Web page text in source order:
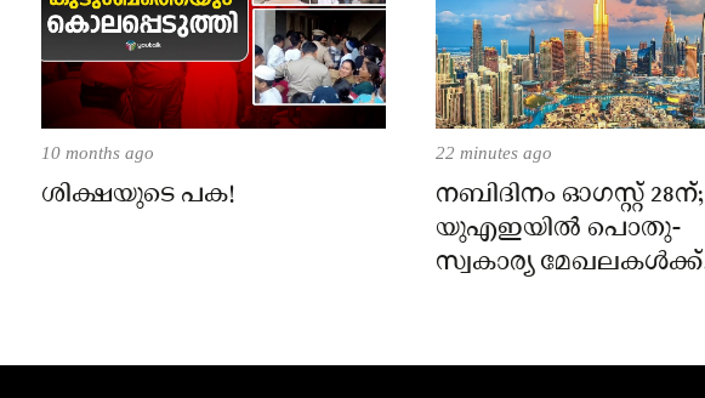
10 months ago
ശിക്ഷയുടെ പക!
22 minutes ago
നബിദിനം ഓഗസ്റ്റ് 28ന്;
യുഎഇയിൽ പൊതു-
സ്വകാര്യ മേഖലകൾക്ക്